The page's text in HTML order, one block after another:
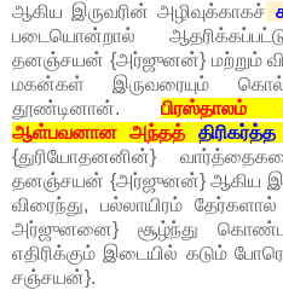
ஆகிய இருவரின் அழிவுக்காகச்
படையொன்றால்
தனஞ்சயன் {அர்ஜுனன்} மற்றும்
மகன்கள் இருவரையும்
தூண்டினான். பிரஸ்தாலம்
ஆள்பவனான அந்தத்
{துரியோதனனின்}
தனஞ்சயன் {அர்ஜுனன்} ஆகிய
விரைந்து, பல்லாயிரம்
அர்ஜுனனை} சூழ்ந்து
எதிரிக்கும் இடையில் கடும்
சஞ்சயன்}.